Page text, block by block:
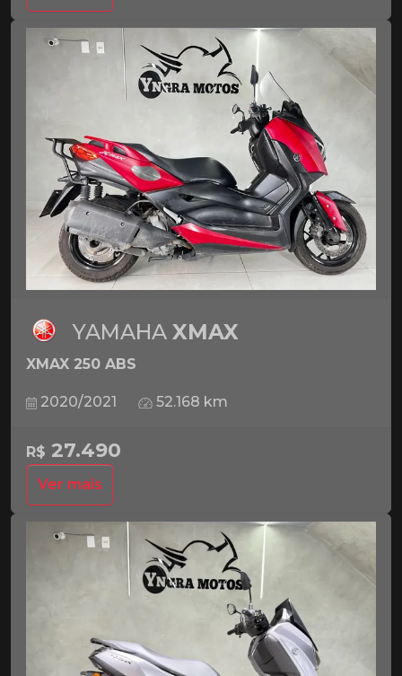
YAMAHA XMAX
XMAX 250 ABS
2020/2021 52.168 km
R$ 27.490
Ver mais